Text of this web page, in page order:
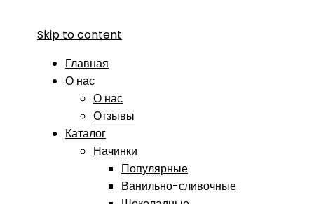
Skip to content
Главная
О нас
О нас
Отзывы
Каталог
Начинки
Популярные
Ванильно-сливочные